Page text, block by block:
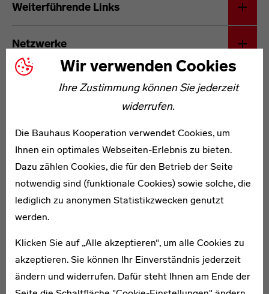
Wir verwenden Cookies
Ihre Zustimmung können Sie jederzeit
widerrufen.
Die Bauhaus Kooperation verwendet Cookies, um
Ihnen ein optimales Webseiten-Erlebnis zu bieten.
Dazu zählen Cookies, die für den Betrieb der Seite
notwendig sind (funktionale Cookies) sowie solche, die
lediglich zu anonymen Statistikzwecken genutzt
werden.
Klicken Sie auf „Alle akzeptieren“, um alle Cookies zu
akzeptieren. Sie können Ihr Einverständnis jederzeit
ändern und widerrufen. Dafür steht Ihnen am Ende der
Weiterführende Links
Netzwerke
WEITERE ARTIKEL ZUM THEMA